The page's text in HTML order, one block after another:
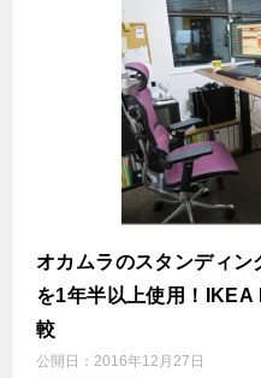
オカムラのスタンディン
を1年半以上使用！
較
公開日： 2016年12月27日